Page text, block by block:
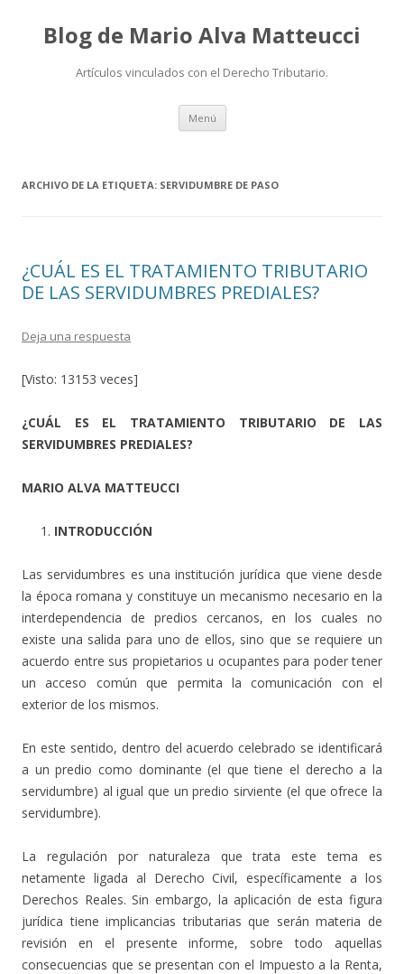
Blog de Mario Alva Matteucci
Artículos vinculados con el Derecho Tributario.
Menú Ir
contenido
ARCHIVO DE LA ETIQUETA: SERVIDUMBRE DE PASO
¿CUÁL ES EL TRATAMIENTO TRIBUTARIO
DE LAS SERVIDUMBRES PREDIALES?
Deja una respuesta
[Visto: 13153 veces]
¿CUÁL ES EL TRATAMIENTO TRIBUTARIO DE LAS
SERVIDUMBRES PREDIALES?
MARIO ALVA MATTEUCCI
INTRODUCCIÓN
Las servidumbres es una institución jurídica que viene desde
la época romana y constituye un mecanismo necesario en la
interdependencia de predios cercanos, en los cuales no
existe una salida para uno de ellos, sino que se requiere un
acuerdo entre sus propietarios u ocupantes para poder tener
un acceso común que permita la comunicación con el
exterior de los mismos.
En este sentido, dentro del acuerdo celebrado se identificará
a un predio como dominante (el que tiene el derecho a la
servidumbre) al igual que un predio sirviente (el que ofrece la
servidumbre).
La regulación por naturaleza que trata este tema es
netamente ligada al Derecho Civil, específicamente a los
Derechos Reales. Sin embargo, la aplicación de esta figura
jurídica tiene implicancias tributarias que serán materia de
revisión en el presente informe, sobre todo aquellas
consecuencias que se presentan con el Impuesto a la Renta,